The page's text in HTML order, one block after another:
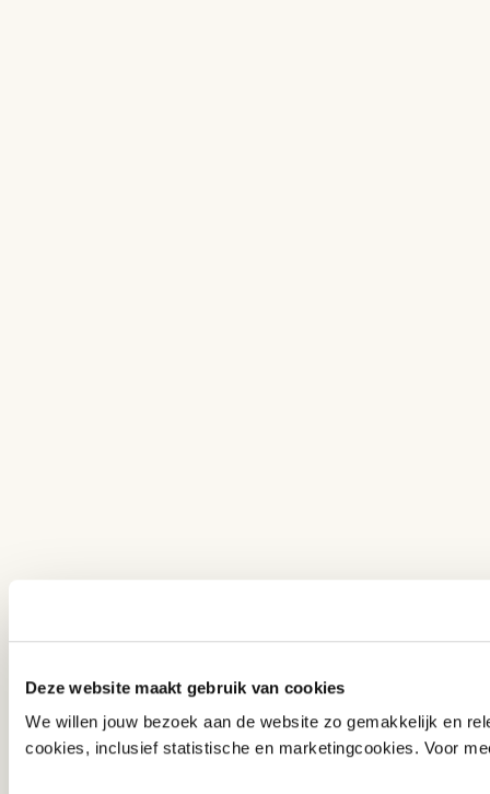
Deze website maakt gebruik van cookies
We willen jouw bezoek aan de website zo gemakkelijk en
cookies, inclusief statistische en marketingcookies. Voor